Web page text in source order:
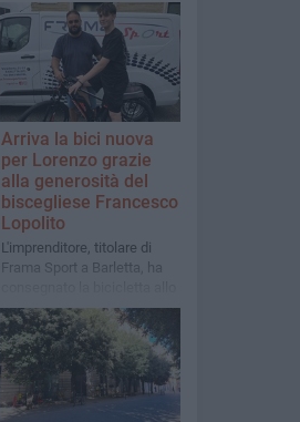
Arriva la bici nuova
per Lorenzo grazie
alla generosità del
biscegliese Francesco
Lopolito
L'imprenditore, titolare di
Frama Sport a Barletta, ha
studente derubato davanti al
liceo